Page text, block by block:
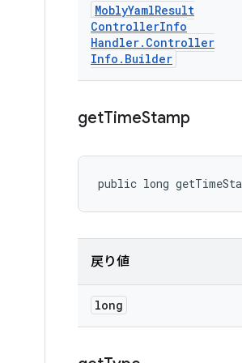
MoblyYamlResult
ControllerInfo
Handler. Controller
Info . Builder
getTimeStamp
public long
戻り値
long